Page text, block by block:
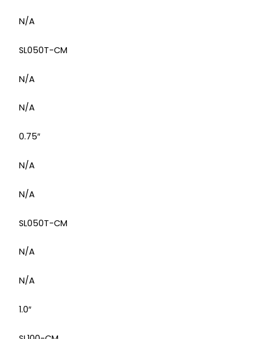
N/A
SL050T-CM
N/A
N/A
0.75″
N/A
N/A
SL050T-CM
N/A
N/A
1.0″